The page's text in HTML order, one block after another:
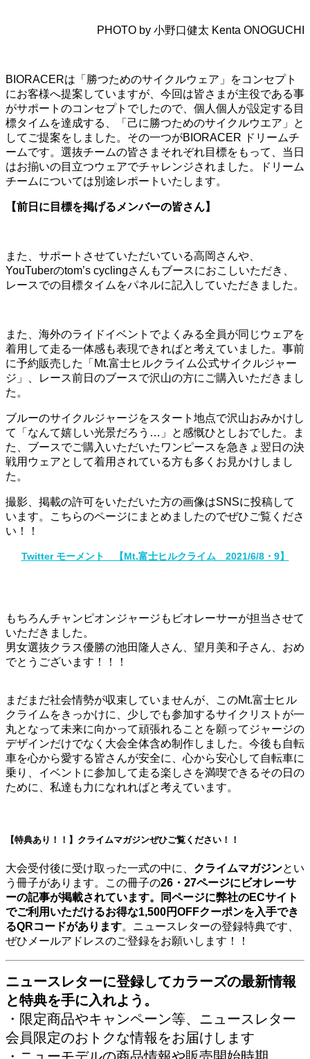
PHOTO by 小野口健太 Kenta ONOGUCHI
BIORACERは「勝つためのサイクルウェア」をコンセプト
にお客様へ提案していますが、今回は皆さまが主役である事
がサポートのコンセプトでしたので、個人個人が設定する目
標タイムを達成する、「己に勝つためのサイクルウエア」と
してご提案をしました。その一つがBIORACER ドリームチ
ームです。選抜チームの皆さまそれぞれ目標をもって、当日
はお揃いの目立つウェアでチャレンジされました。ドリーム
チームについては別途レポートいたします。
【前日に目標を掲げるメンバーの皆さん】
また、サポートさせていただいている高岡さんや、
YouTuberのtom’s cyclingさんもブースにおこしいただき、
レースでの目標タイムをパネルに記入していただきました。
また、海外のライドイベントでよくみる全員が同じウェアを
着用して走る一体感も表現できればと考えていました。事前
に予約販売した「Mt.富士ヒルクライム公式サイクルジャー
ジ」、レース前日のブースで沢山の方にご購入いただきまし
た。
ブルーのサイクルジャージをスタート地点で沢山おみかけし
て「なんて嬉しい光景だろう…」と感慨ひとしおでした。ま
た、ブースでご購入いただいたワンピースを急きょ翌日の決
戦用ウェアとして着用されている方も多くお見かけしまし
た。
撮影、掲載の許可をいただいた方の画像はSNSに投稿して
います。こちらのページにまとめましたのでぜひご覧くださ
い！！
Twitter モーメント 【Mt.富士ヒルクライム 2021/6/8・9】
もちろんチャンピオンジャージもビオレーサーが担当させて
いただきました。
男女選抜クラス優勝の池田隆人さん、望月美和子さん、おめ
でとうございます！！！
まだまだ社会情勢が収束していませんが、このMt.富士ヒル
クライムをきっかけに、少しでも参加するサイクリストが一
丸となって未来に向かって頑張れることを願ってジャージの
デザインだけでなく大会全体含め制作しました。今後も自転
車を心から愛する皆さんが安全に、心から安心して自転車に
乗り、イベントに参加して走る楽しさを満喫できるその日の
ために、私達も力になれればと考えています。
【特典あり！！】クライムマガジンぜひご覧ください！！
大会受付後に受け取った一式の中に、 クライムマガジンとい
う冊子があります。この冊子の26・27ページにビオレーサ
ーの記事が掲載されています。同ページに弊社のECサイト
でご利用いただけるお得な1,500円OFFクーポンを入手でき
るQRコードがあります。ニュースレターの登録特典です、
ぜひメールアドレスのご登録をお願いします！！
ニュースレターに登録してカラーズの最新情報
と特典を手に入れよう。
・限定商品やキャンペーン等、ニュースレター
会員限定のおトクな情報をお届けします